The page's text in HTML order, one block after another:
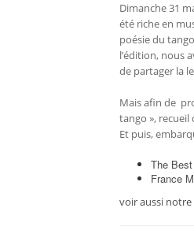
Dimanche 31
été riche en
poésie du
l’édition, nous
de partager la
Mais afin de
tango », recueil
Et puis,
The
France
voir aussi